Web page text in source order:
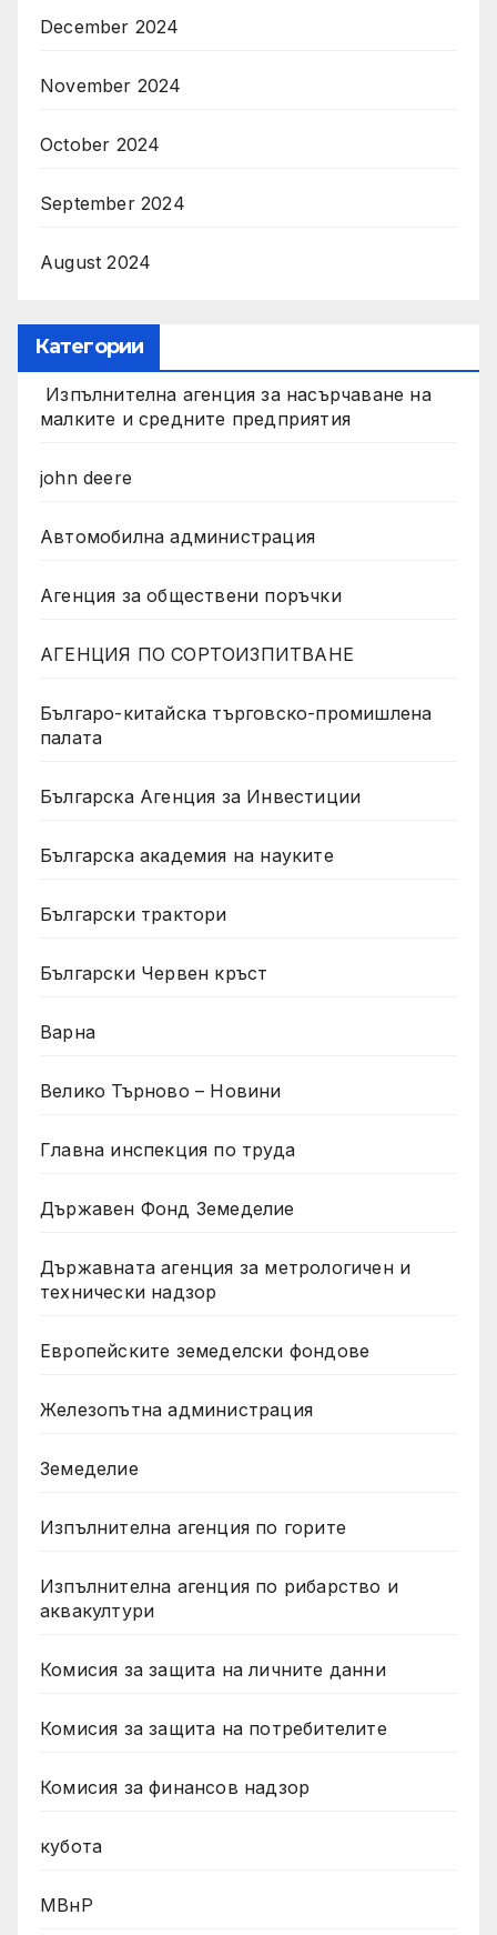
December 2024
November 2024
October 2024
September 2024
August 2024
Категории
Изпълнителна агенция за насърчаване на
малките и средните предприятия
john deere
Автомобилна администрация
Агенция за обществени поръчки
АГЕНЦИЯ ПО СОРТОИЗПИТВАНЕ
Българо-китайска търговско-промишлена
палата
Българска Агенция за Инвестиции
Българска академия на науките
Български трактори
Български Червен кръст
Варна
Велико Търново – Новини
Главна инспекция по труда
Държавен Фонд Земеделие
Държавната агенция за метрологичен и
технически надзор
Европейските земеделски фондове
Железопътна администрация
Земеделие
Изпълнителна агенция по горите
Изпълнителна агенция по рибарство и
аквакултури
Комисия за защита на личните данни
Комисия за защита на потребителите
Комисия за финансов надзор
кубота
МВнР